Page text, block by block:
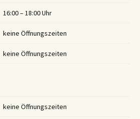
16:00 – 18:00 Uhr
keine Öffnungszeiten
keine Öffnungszeiten
keine Öffnungszeiten